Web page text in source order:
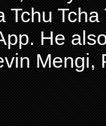
Tchu
He
Mengi,